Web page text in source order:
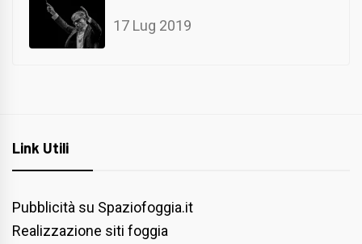
17 Lug 2019
Link Utili
Pubblicità su Spaziofoggia.it
Realizzazione siti foggia